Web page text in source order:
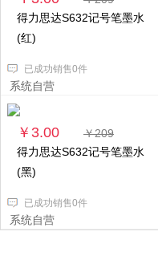
得力思达S632记号笔墨水
(红)
已成功销售0件
系统自营
￥3.00
￥209
得力思达S632记号笔墨水
(黑)
已成功销售0件
系统自营